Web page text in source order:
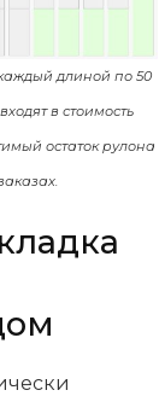
длиной по 50
в стоимость
остаток рулона